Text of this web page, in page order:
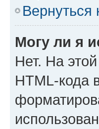
Вернуться
Могу ли я
Нет. На
HTML-кода